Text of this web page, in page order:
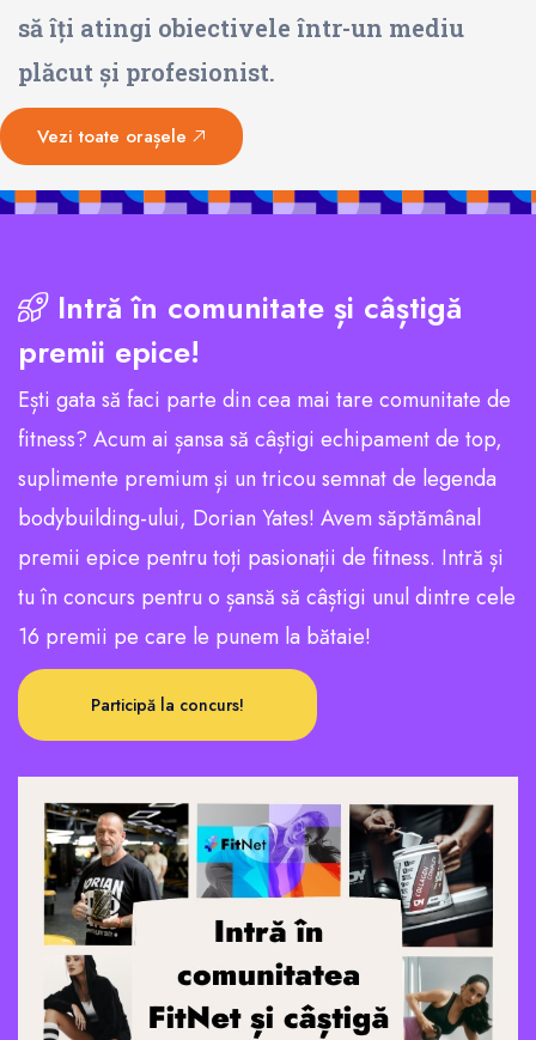
să îți atingi obiectivele într-un mediu
plăcut și profesionist.
Vezi toate orașele
Intră în comunitate și câștigă
premii epice!
Ești gata să faci parte din cea mai tare comunitate de
fitness? Acum ai șansa să câștigi echipament de top,
suplimente premium și un tricou semnat de legenda
bodybuilding-ului, Dorian Yates! Avem săptămânal
premii epice pentru toți pasionații de fitness. Intră și
tu în concurs pentru o șansă să câștigi unul dintre cele
16 premii pe care le punem la bătaie!
Participă la concurs!